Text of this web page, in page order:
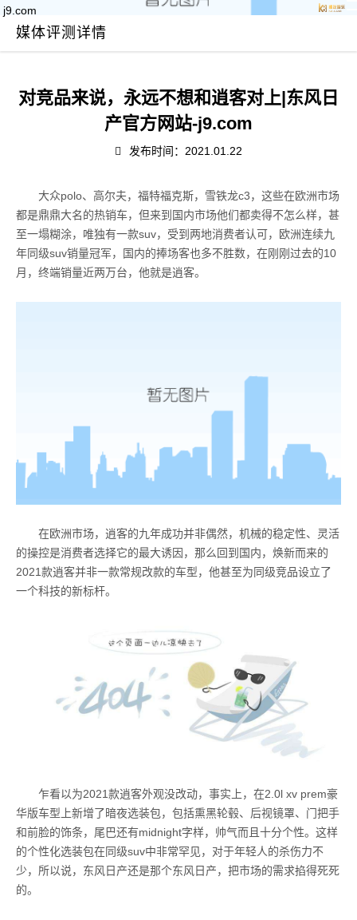
j9.com
媒体评测详情
对竞品来说，永远不想和逍客对上|东风日
产官方网站-j9.com
发布时间：2021.01.22
大众polo、高尔夫，福特福克斯，雪铁龙c3，这些在欧洲市场
都是鼎鼎大名的热销车，但来到国内市场他们都卖得不怎么样，甚
至一塌糊涂，唯独有一款suv，受到两地消费者认可，欧洲连续九
年同级suv销量冠军，国内的捧场客也多不胜数，在刚刚过去的10
月，终端销量近两万台，他就是逍客。
在欧洲市场，逍客的九年成功并非偶然，机械的稳定性、灵活
的操控是消费者选择它的最大诱因，那么回到国内，焕新而来的
2021款逍客并非一款常规改款的车型，他甚至为同级竞品设立了
一个科技的新标杆。
乍看以为2021款逍客外观没改动，事实上，在2.0l xv prem豪
华版车型上新增了暗夜选装包，包括熏黑轮毂、后视镜罩、门把手
和前脸的饰条，尾巴还有midnight字样，帅气而且十分个性。这样
的个性化选装包在同级suv中非常罕见，对于年轻人的杀伤力不
少，所以说，东风日产还是那个东风日产，把市场的需求掐得死死
的。